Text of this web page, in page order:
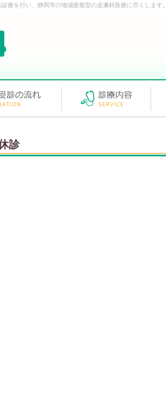
療を行い、静岡市の地域密着型の皮膚科医療に尽くします。
診